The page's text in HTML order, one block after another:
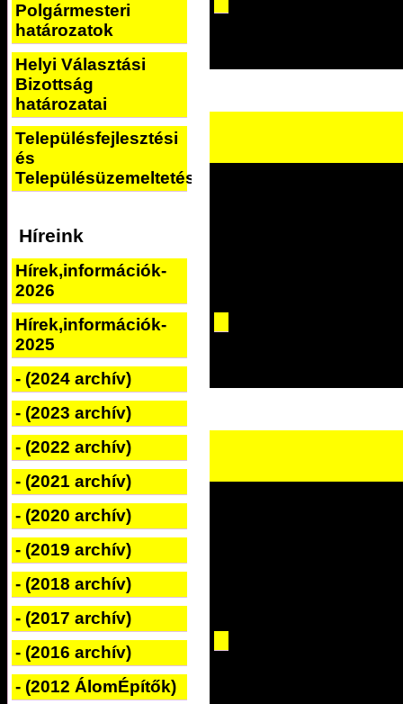
Polgármesteri
határozatok
Helyi Választási
Bizottság
határozatai
Településfejlesztési
és
Településüzemeltetési
Híreink
Hírek,információk-
2026
Hírek,információk-
2025
- (2024 archív)
- (2023 archív)
- (2022 archív)
- (2021 archív)
- (2020 archív)
- (2019 archív)
- (2018 archív)
- (2017 archív)
- (2016 archív)
- (2012 ÁlomÉpítők)